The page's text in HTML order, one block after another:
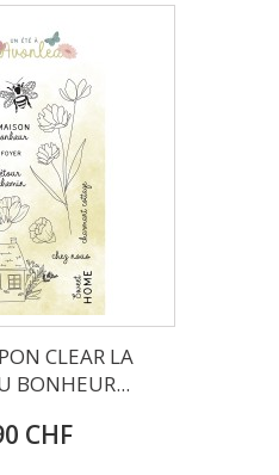
CLEAR LA
BONHEUR...
CHF